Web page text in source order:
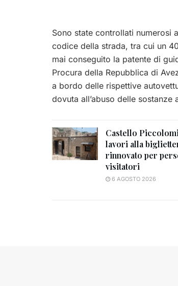
Sono state controllati numerosi
codice della strada, tra cui un
mai conseguito la patente di
Procura della Repubblica di
a bordo delle rispettive
dovuta all’abuso delle
Castello
lavori alla
rinnovato per
visitatori
6 AGOSTO 2026